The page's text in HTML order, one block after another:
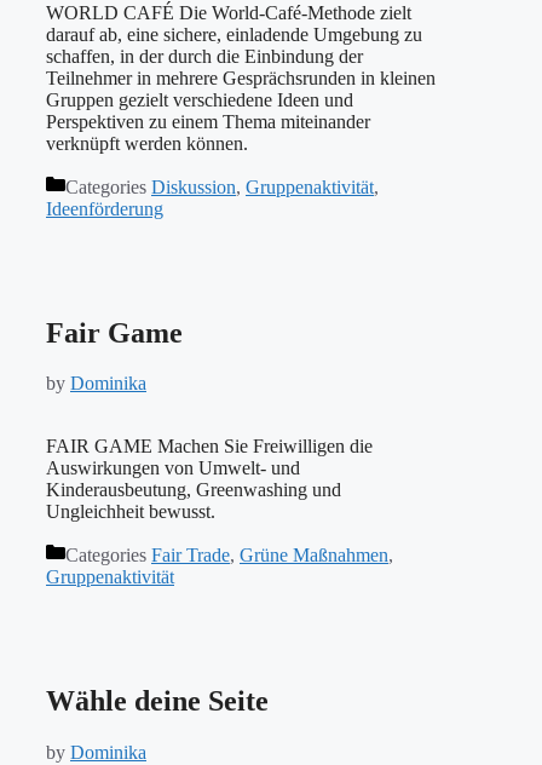
WORLD CAFÉ Die World-Café-Methode zielt
darauf ab, eine sichere, einladende Umgebung zu
schaffen, in der durch die Einbindung der
Teilnehmer in mehrere Gesprächsrunden in kleinen
Gruppen gezielt verschiedene Ideen und
Perspektiven zu einem Thema miteinander
verknüpft werden können.
Categories Diskussion, Gruppenaktivität,
Ideenförderung
Fair Game
by Dominika
FAIR GAME Machen Sie Freiwilligen die
Auswirkungen von Umwelt- und
Kinderausbeutung, Greenwashing und
Ungleichheit bewusst.
Categories Fair Trade, Grüne Maßnahmen,
Gruppenaktivität
Wähle deine Seite
by Dominika